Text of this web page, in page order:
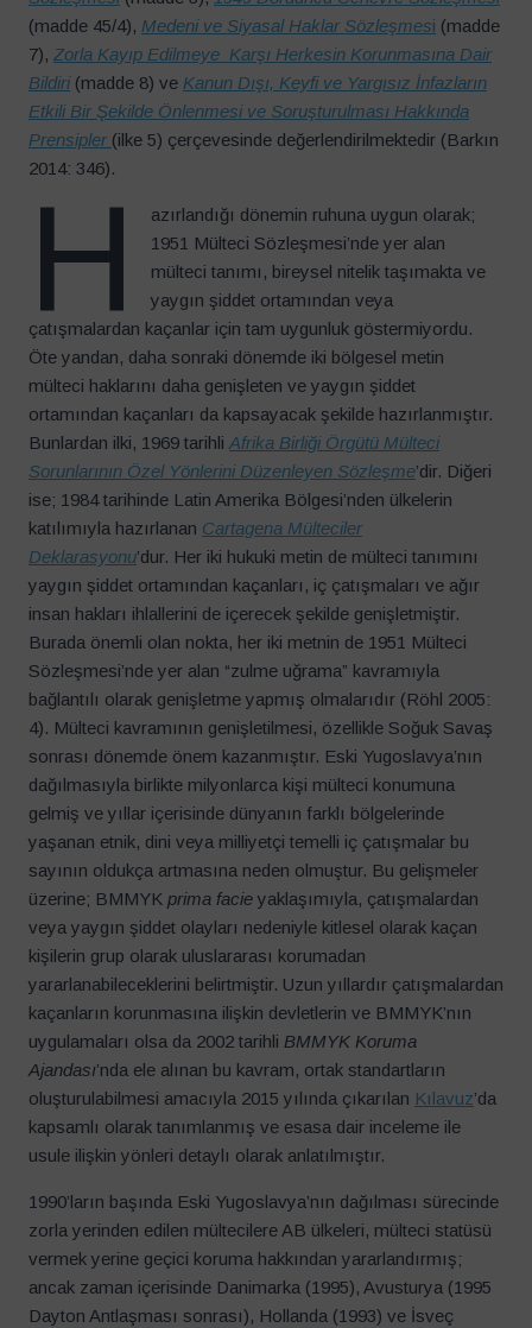
(madde 45/4), Medeni ve Siyasal Haklar Sözleşmesi (madde
7), Zorla Kayıp Edilmeye Karşı Herkesin Korunmasına Dair
Bildiri(madde 8) ve Kanun Dışı, Keyfi ve Yargısız İnfazların
Etkili Bir Şekilde Önlenmesi ve Soruşturulması Hakkında
Prensipler (ilke 5) çerçevesinde değerlendirilmektedir (Barkın
2014: 346).
H
azırlandığı dönemin ruhuna uygun olarak;
1951 Mülteci Sözleşmesi’nde yer alan
mülteci tanımı, bireysel nitelik taşımakta ve
yaygın şiddet ortamından veya
çatışmalardan kaçanlar için tam uygunluk göstermiyordu.
Öte yandan, daha sonraki dönemde iki bölgesel metin
mülteci haklarını daha genişleten ve yaygın şiddet
ortamından kaçanları da kapsayacak şekilde hazırlanmıştır.
Bunlardan ilki, 1969 tarihli Afrika Birliği Örgütü Mülteci
Sorunlarının Özel Yönlerini Düzenleyen Sözleşme’dir. Diğeri
ise; 1984 tarihinde Latin Amerika Bölgesi’nden ülkelerin
katılımıyla hazırlanan Cartagena Mülteciler
Deklarasyonu’dur. Her iki hukuki metin de mülteci tanımını
yaygın şiddet ortamından kaçanları, iç çatışmaları ve ağır
insan hakları ihlallerini de içerecek şekilde genişletmiştir.
Burada önemli olan nokta, her iki metnin de 1951 Mülteci
Sözleşmesi’nde yer alan “zulme uğrama” kavramıyla
bağlantılı olarak genişletme yapmış olmalarıdır (Röhl 2005:
4). Mülteci kavramının genişletilmesi, özellikle Soğuk Savaş
sonrası dönemde önem kazanmıştır. Eski Yugoslavya’nın
dağılmasıyla birlikte milyonlarca kişi mülteci konumuna
gelmiş ve yıllar içerisinde dünyanın farklı bölgelerinde
yaşanan etnik, dini veya milliyetçi temelli iç çatışmalar bu
sayının oldukça artmasına neden olmuştur. Bu gelişmeler
üzerine; BMMYK prima facie yaklaşımıyla, çatışmalardan
veya yaygın şiddet olayları nedeniyle kitlesel olarak kaçan
kişilerin grup olarak uluslararası korumadan
yararlanabileceklerini belirtmiştir. Uzun yıllardır çatışmalardan
kaçanların korunmasına ilişkin devletlerin ve BMMYK’nın
uygulamaları olsa da 2002 tarihli BMMYK Koruma
Ajandası’nda ele alınan bu kavram, ortak standartların
oluşturulabilmesi amacıyla 2015 yılında çıkarılan Kılavuz’da
kapsamlı olarak tanımlanmış ve esasa dair inceleme ile
usule ilişkin yönleri detaylı olarak anlatılmıştır.
1990’ların başında Eski Yugoslavya’nın dağılması sürecinde
zorla yerinden edilen mültecilere AB ülkeleri, mülteci statüsü
vermek yerine geçici koruma hakkından yararlandırmış;
ancak zaman içerisinde Danimarka (1995), Avusturya (1995
Dayton Antlaşması sonrası), Hollanda (1993) ve İsveç